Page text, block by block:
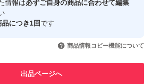
引を完了させた実績があります
での取引実績があります
情報は必ずご自身の商品に合わせて編集
品につき1回です
商品情報コピー機能について
出品ページへ